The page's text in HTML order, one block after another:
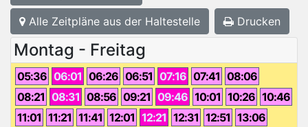
Alle Zeitpläne aus der Haltestelle Drucken
Montag - Freitag
05:36 06:01 06:26 06:51 07:16 07:41 08:06
08:21 08:31 08:56 09:21 09:46 10:01 10:26 10:46
11:01 11:21 11:41 12:01 12:21 12:31 12:51 13:06